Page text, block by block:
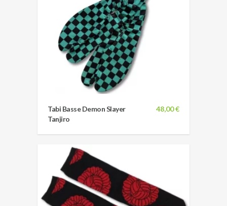
48,00 €
Tabi Basse Demon Slayer
Tanjiro